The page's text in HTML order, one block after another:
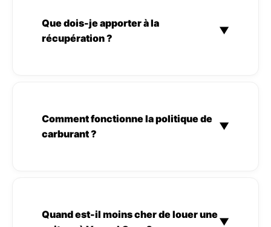
Que dois-je apporter à la
récupération ?
▼
Comment fonctionne la politique de
carburant ?
▼
Quand est-il moins cher de louer une
▼